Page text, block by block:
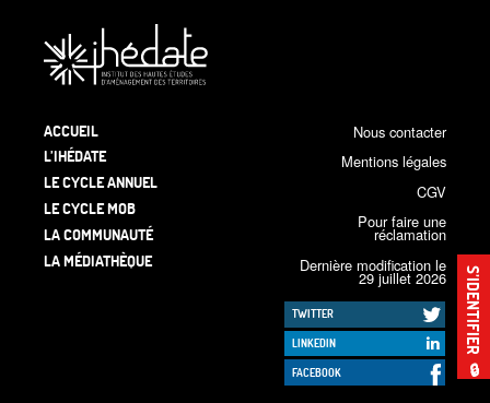
S’IDENTIFIER
🔒
ACCUEIL
L’IHÉDATE
LE CYCLE ANNUEL
LE CYCLE MOB
LA COMMUNAUTÉ
LA MÉDIATHÈQUE
Nous contacter
Mentions légales
CGV
Pour faire une
réclamation
Dernière modification le
29 juillet 2026
TWITTER
LINKEDIN
FACEBOOK